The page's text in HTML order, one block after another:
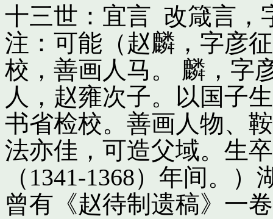
十三世：宜言 改箴言，
注：可能（赵麟，字彦
校，善画人马。 麟，字
人，赵雍次子。以国子
书省检校。善画人物、
法亦佳，可造父域。生
（1341-1368）年间。
曾有《赵待制遗稿》一